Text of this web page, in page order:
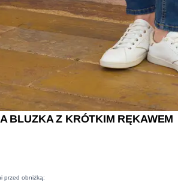
BLUZKA Z KRÓTKIM RĘKAWEM
przed obniżką: